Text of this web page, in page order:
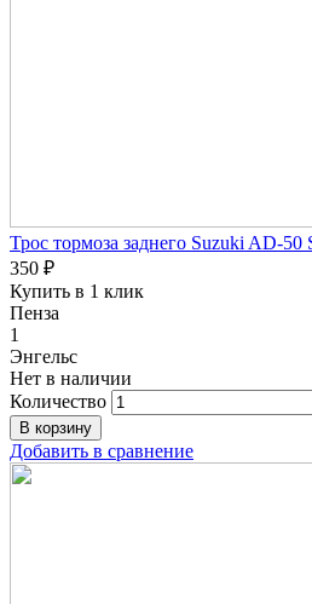
Трос тормоза заднего Suzuki AD-50
350 ₽
Купить в 1 клик
Пенза
1
Энгельс
Нет в наличии
Количество
Добавить в сравнение